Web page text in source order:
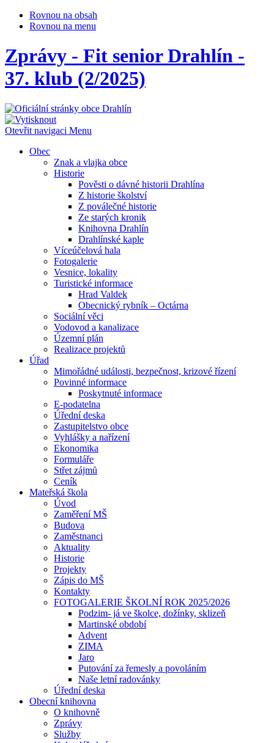
Rovnou na obsah
Rovnou na menu
Zprávy - Fit senior Drahlín -
37. klub (2/2025)
Otevřit navigaci Menu
Obec
Znak a vlajka obce
Historie
Pověsti o dávné historii Drahlína
Z historie školství
Z poválečné historie
Ze starých kronik
Knihovna Drahlín
Drahlínské kaple
Víceúčelová hala
Fotogalerie
Vesnice, lokality
Turistické informace
Hrad Valdek
Obecnický rybník – Octárna
Sociální věci
Vodovod a kanalizace
Územní plán
Realizace projektů
Úřad
Mimořádné události, bezpečnost, krizové řízení
Povinné informace
Poskytnuté informace
E-podatelna
Úřední deska
Zastupitelstvo obce
Vyhlášky a nařízení
Ekonomika
Formuláře
Střet zájmů
Ceník
Mateřská škola
Úvod
Zaměření MŠ
Budova
Zaměstnanci
Aktuality
Historie
Projekty
Zápis do MŠ
Kontakty
FOTOGALERIE ŠKOLNÍ ROK 2025/2026
Podzim- já ve školce, dožínky, sklizeň
Martinské období
Advent
ZIMA
Jaro
Putování za řemesly a povoláním
Naše letní radovánky
Úřední deska
Obecní knihovna
O knihovně
Zprávy
Služby